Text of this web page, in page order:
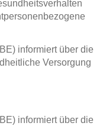
informiert über die
Versorgung
informiert über die